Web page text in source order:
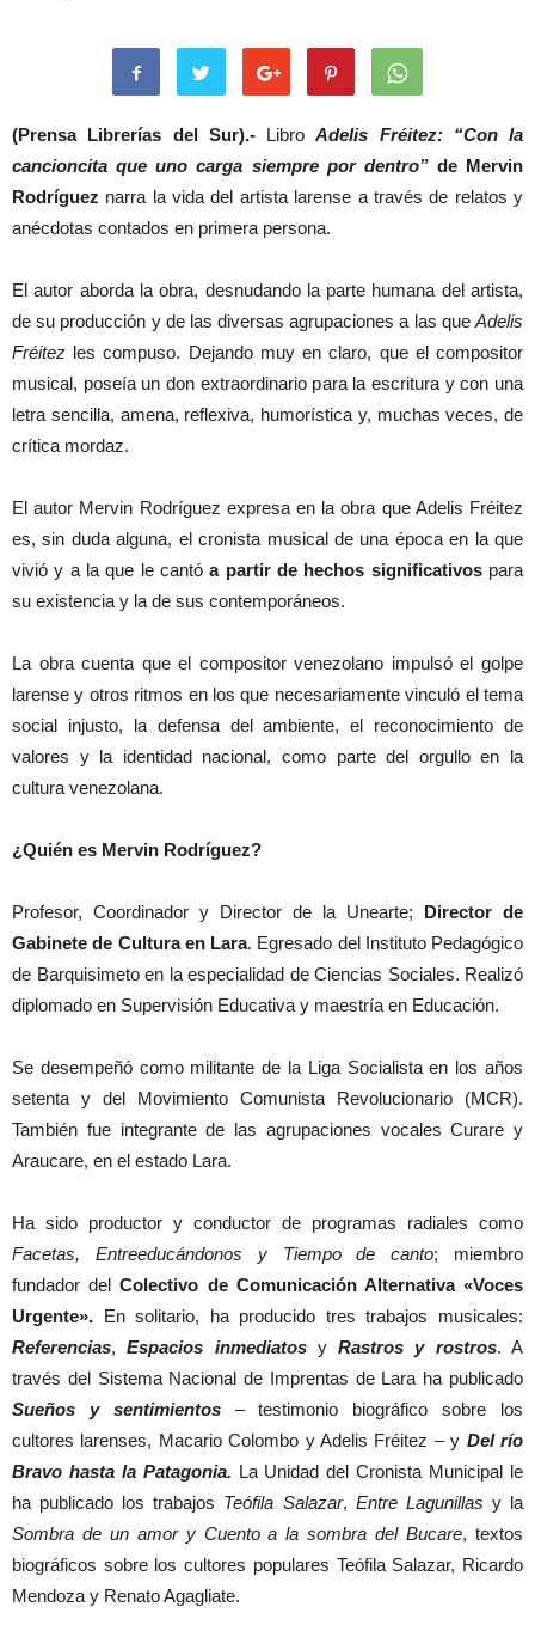
(Prensa Librerías del Sur).- LibroAdelis Fréitez: “Con la
cancioncita que uno carga siempre por dentro”de Mervin
Rodríguez narra la vida del artista larense a través de relatos y
anécdotas contados en primera persona.
El autor aborda la obra, desnudando la parte humana del artista,
de su producción y de las diversas agrupaciones a las que Adelis
Fréitez les compuso. Dejando muy en claro, que el compositor
musical, poseía un don extraordinario para la escritura y con una
letra sencilla, amena, reflexiva, humorística y, muchas veces, de
crítica mordaz.
El autor Mervin Rodríguez expresa en la obra que Adelis Fréitez
es, sin duda alguna, el cronista musical de una época en la que
vivió y a la que le cantóa partir de hechos significativospara
su existencia y la de sus contemporáneos.
La obra cuenta que el compositor venezolano impulsó el golpe
larense y otros ritmos en los que necesariamente vinculó el tema
social injusto, la defensa del ambiente, el reconocimiento de
valores y la identidad nacional, como parte del orgullo en la
cultura venezolana.
¿Quién es Mervin Rodríguez?
Profesor, Coordinador y Director de la Unearte; Director de
Gabinete de Cultura en Lara. Egresado del Instituto Pedagógico
de Barquisimeto en la especialidad de Ciencias Sociales. Realizó
diplomado en Supervisión Educativa y maestría en Educación.
Se desempeñó como militante de la Liga Socialista en los años
setenta y del Movimiento Comunista Revolucionario (MCR).
También fue integrante de las agrupaciones vocales Curare y
Araucare, en el estado Lara.
Ha sido productor y conductor de programas radiales como
Facetas, Entreeducándonos y Tiempo de canto; miembro
fundador delColectivo de Comunicación Alternativa «Voces
Urgente». En solitario, ha producido tres trabajos musicales:
Referencias,Espacios inmediatosyRastros y rostros. A
través del Sistema Nacional de Imprentas de Lara ha publicado
Sueños y sentimientos– testimonio biográfico sobre los
cultores larenses, Macario Colombo y Adelis Fréitez – y Del río
Bravo hasta la Patagonia. La Unidad del Cronista Municipal le
ha publicado los trabajos Teófila Salazar, Entre Lagunillas y la
Sombra de un amor y Cuento a la sombra del Bucare, textos
biográficos sobre los cultores populares Teófila Salazar, Ricardo
Mendoza y Renato Agagliate.